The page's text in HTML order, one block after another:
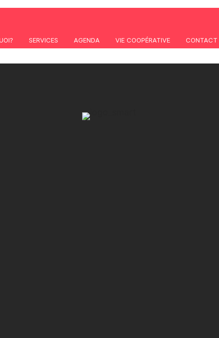
SERVICES AGENDA VIE COOPÉRATIVE CONTACT